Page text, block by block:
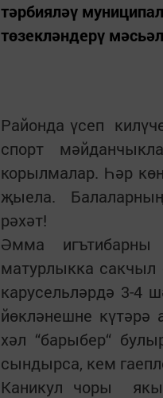
тәрбияләү
төзекләндерү
Районда үсеп
спорт
корылмалар. Һәр
җыела.
рәхәт!
Әмма
матурлыкка
карусельләрдә 3-4
йөкләнешне күтәрә
хәл “барыбер“
сындырса, кем
Каникул чоры